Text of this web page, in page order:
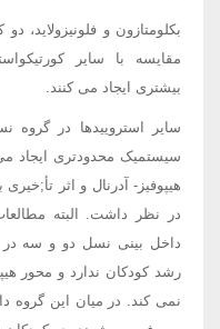
بکلومتازون و فلونیزولاید،
مقایسه با سایر
بیشتری ایجاد می کنند.
سایر استروییدها در
سیستمیک محدودتری ایجاد
هیپوفیز- آدرنال و اثر
در نظر داشت. البته
داخل بینی نسل دو و سه در
رشد کودکان ندارد و محور
نمی کند. در میان این گروه